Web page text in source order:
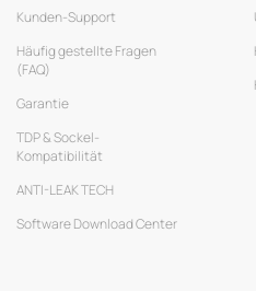
Kunden-Support
Häufig gestellte Fragen
(FAQ)
Garantie
TDP & Sockel-
Kompatibilität
ANTI-LEAK TECH
Software Download Center